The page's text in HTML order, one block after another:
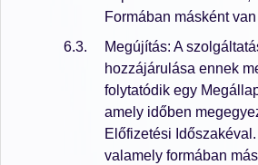
Formában másként
Megújítás: A
hozzájárulása ennek
folytatódik egy
amely időben
Előfizetési
valamely formában